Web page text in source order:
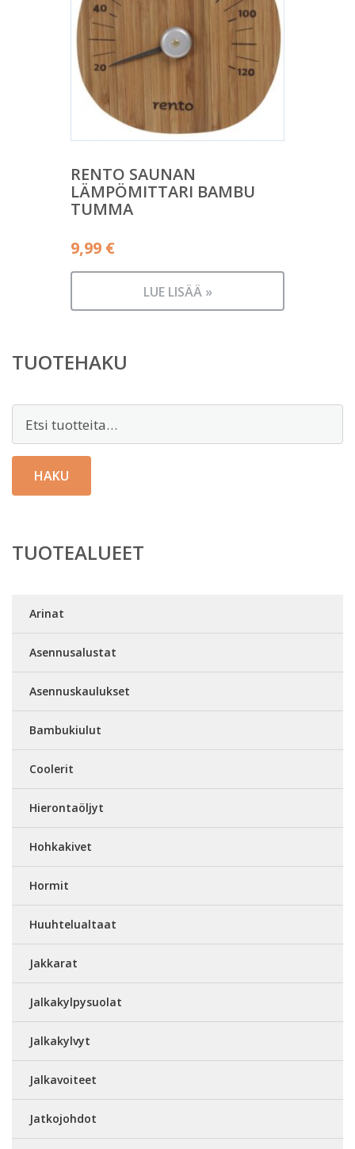
RENTO SAUNAN
LÄMPÖMITTARI BAMBU
TUMMA
9,99 €
LUE LISÄÄ »
TUOTEHAKU
HAKU
TUOTEALUEET
Arinat
Asennusalustat
Asennuskaulukset
Bambukiulut
Coolerit
Hierontaöljyt
Hohkakivet
Hormit
Huuhtelualtaat
Jakkarat
Jalkakylpysuolat
Jalkakylvyt
Jalkavoiteet
Jatkojohdot